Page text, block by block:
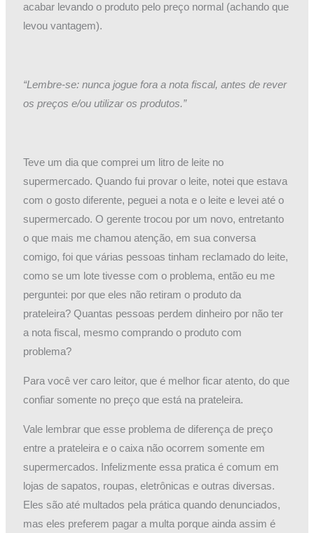
acabar levando o produto pelo preço normal (achando que
levou vantagem).
“Lembre-se: nunca jogue fora a nota fiscal, antes de rever
os preços e/ou utilizar os produtos.”
Teve um dia que comprei um litro de leite no
supermercado. Quando fui provar o leite, notei que estava
com o gosto diferente, peguei a nota e o leite e levei até o
supermercado. O gerente trocou por um novo, entretanto
o que mais me chamou atenção, em sua conversa
comigo, foi que várias pessoas tinham reclamado do leite,
como se um lote tivesse com o problema, então eu me
perguntei: por que eles não retiram o produto da
prateleira? Quantas pessoas perdem dinheiro por não ter
a nota fiscal, mesmo comprando o produto com
problema?
Para você ver caro leitor, que é melhor ficar atento, do que
confiar somente no preço que está na prateleira.
Vale lembrar que esse problema de diferença de preço
entre a prateleira e o caixa não ocorrem somente em
supermercados. Infelizmente essa pratica é comum em
lojas de sapatos, roupas, eletrônicas e outras diversas.
Eles são até multados pela prática quando denunciados,
mas eles preferem pagar a multa porque ainda assim é